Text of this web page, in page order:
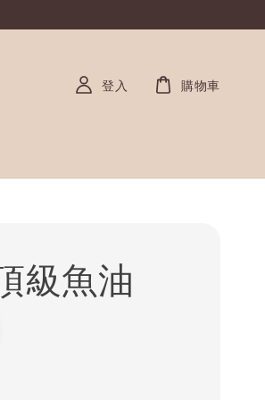
登入 購物車
級魚油